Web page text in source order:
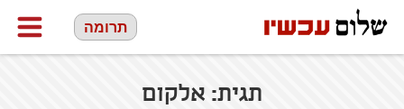
תרומה
תגית: אלקום